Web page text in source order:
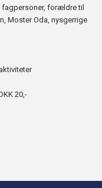
fagpersoner, forældre til
Moster Oda, nysgerrige
20,-